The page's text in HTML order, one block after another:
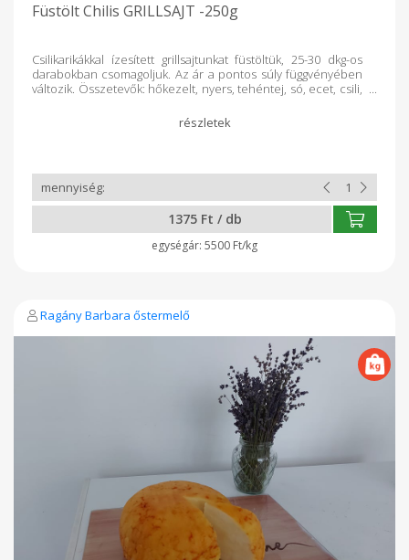
Füstölt Chilis GRILLSAJT -250g
Csilikarikákkal ízesített grillsajtunkat füstöltük, 25-30 dkg-os
darabokban csomagoljuk. Az ár a pontos súly függvényében
változik. Összetevők: hőkezelt, nyers, tehéntej, só, ecet, csili,
1375 Ft / db
5500 Ft/kg
Ragány Barbara őstermelő